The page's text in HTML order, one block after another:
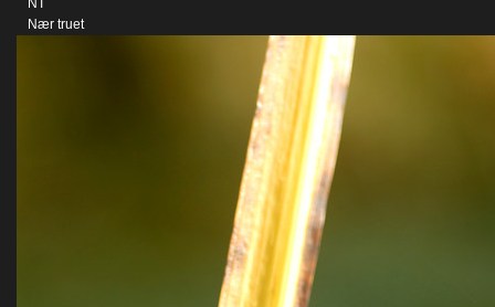
Nær truet